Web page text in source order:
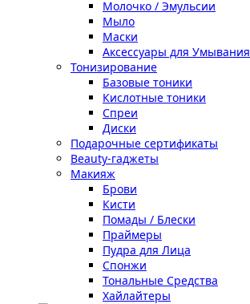
Молочко / Эмульсии
Мыло
Маски
Аксессуары для Умывания
Тонизирование
Базовые тоники
Кислотные тоники
Спреи
Диски
Подарочные сертификаты
Beauty-гаджеты
Макияж
Брови
Кисти
Помады / Блески
Праймеры
Пудра для Лица
Спонжи
Тональные Средства
Хайлайтеры